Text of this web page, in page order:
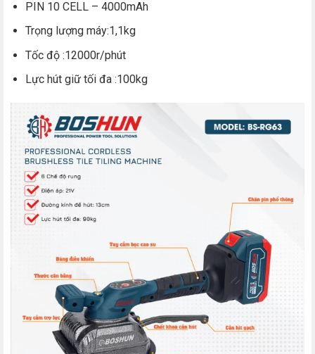
PIN 10 CELL – 4000mAh
Trọng lượng máy:1,1kg
Tốc độ :12000r/phút
Lực hút giữ tối đa :100kg